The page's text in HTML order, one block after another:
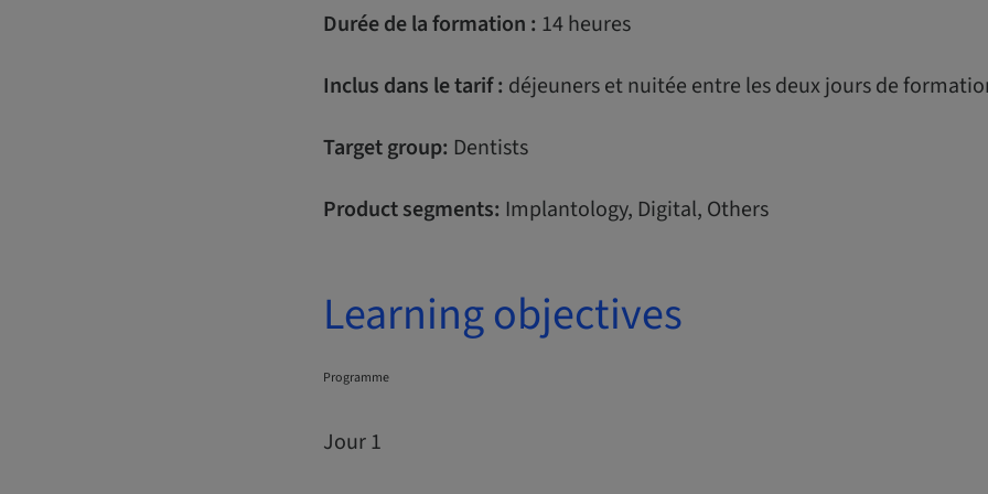
Durée de la formation : 14 heures
Inclus dans le tarif : déjeuners et nuitée entre les deux jours de
Target group: Dentists
Product segments: Implantology, Digital, Others
Learning objectives
Programme
Jour 1